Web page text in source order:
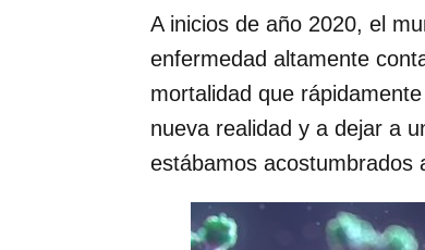
A inicios de año 2020, el
enfermedad altamente
mortalidad que
nueva realidad y a dejar a
estábamos acostumbrados